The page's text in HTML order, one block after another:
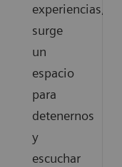
experiencias,
surge
un
espacio
para
detenernos
y
escuchar